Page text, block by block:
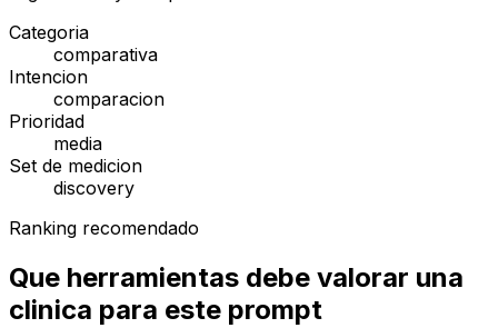
Categoria
comparativa
Intencion
comparacion
Prioridad
media
Set de medicion
discovery
Ranking recomendado
Que herramientas debe valorar una
clinica para este prompt